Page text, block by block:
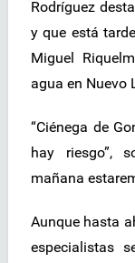
Rodríguez
y que está
Miguel
agua en Nuevo
“Ciénega de
hay riesgo”,
mañana
Aunque hasta
especialistas